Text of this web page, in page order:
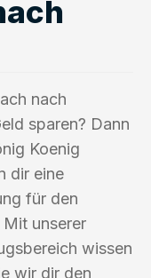
nach
sparen? Dann
Koenig
dir eine
für den
unserer
wissen
wir dir den